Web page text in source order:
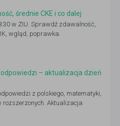
średnie CKE i co dalej
w ZIU. Sprawdź zdawalność,
wgląd, poprawka.
– aktualizacja dzień
z polskiego, matematyki,
rozszerzonych. Aktualizacja